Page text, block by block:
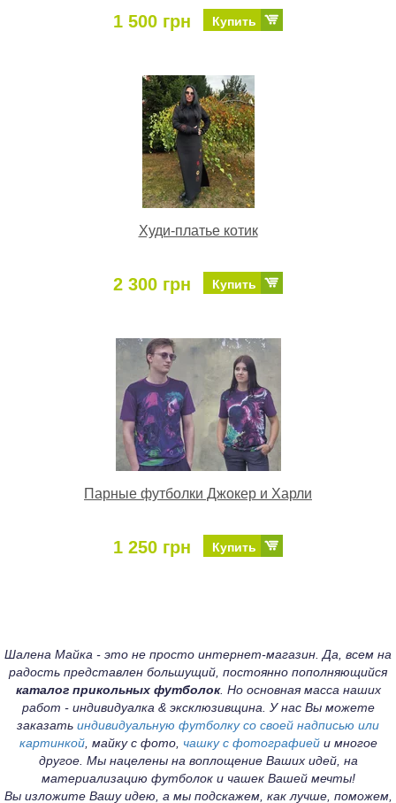
1 500 грн Купить
Худи-платье котик
2 300 грн Купить
Парные футболки Джокер и Харли
1 250 грн Купить
Шалена Майка - это не просто интернет-магазин. Да, всем на
радость представлен большущий, постоянно пополняющийся
каталог прикольных футболок. Но основная масса наших
работ - индивидуалка & эксклюзивщина. У нас Вы можете
заказать индивидуальную футболку со своей надписью или
картинкой, майку с фото, чашку с фотографиейи многое
другое. Мы нацелены на воплощение Ваших идей, на
материализацию футболок и чашек Вашей мечты!
Вы изложите Вашу идею, а мы подскажем, как лучше, поможем,